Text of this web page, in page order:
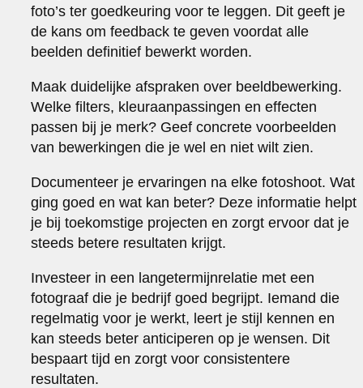
foto’s ter goedkeuring voor te leggen. Dit geeft je
de kans om feedback te geven voordat alle
beelden definitief bewerkt worden.
Maak duidelijke afspraken over beeldbewerking.
Welke filters, kleuraanpassingen en effecten
passen bij je merk? Geef concrete voorbeelden
van bewerkingen die je wel en niet wilt zien.
Documenteer je ervaringen na elke fotoshoot. Wat
ging goed en wat kan beter? Deze informatie helpt
je bij toekomstige projecten en zorgt ervoor dat je
steeds betere resultaten krijgt.
Investeer in een langetermijnrelatie met een
fotograaf die je bedrijf goed begrijpt. Iemand die
regelmatig voor je werkt, leert je stijl kennen en
kan steeds beter anticiperen op je wensen. Dit
bespaart tijd en zorgt voor consistentere
resultaten.